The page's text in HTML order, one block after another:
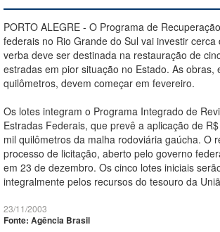
PORTO ALEGRE - O Programa de
federais no Rio Grande do Sul vai investir
verba deve ser destinada na restauração de
estradas em pior situação no Estado. As obras,
quilômetros, devem começar em fevereiro.
Os lotes integram o Programa Integrado de
Estradas Federais, que prevê a aplicação de
mil quilômetros da malha rodoviária gaúcha. O
processo de licitação, aberto pelo governo
em 23 de dezembro. Os cinco lotes iniciais
integralmente pelos recursos do tesouro da
23/11/2003
Fonte: Agência Brasil